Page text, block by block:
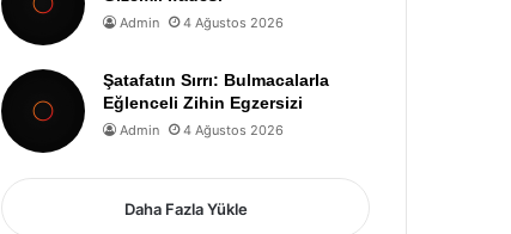
Admin 4 Ağustos 2026
Şatafatın Sırrı: Bulmacalarla
Eğlenceli Zihin Egzersizi
Admin 4 Ağustos 2026
Daha Fazla Yükle